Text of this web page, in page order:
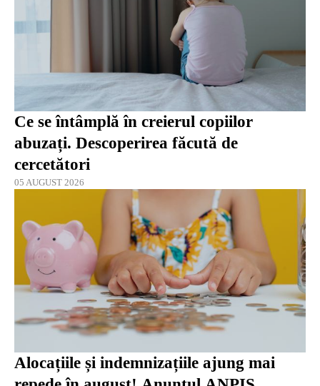
Ce se întâmplă în creierul copiilor
abuzați. Descoperirea făcută de
cercetători
05 AUGUST 2026
Alocațiile și indemnizațiile ajung mai